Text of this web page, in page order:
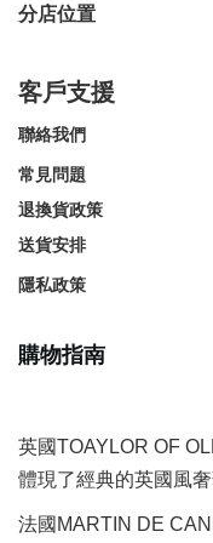
分店位置
客戶支援
聯絡我們
常見問題
退換貨政策
送貨安排
隱私政策
購物指南
英國TOAYLOR OF
體現了經典的英國風
法國MARTIN DE